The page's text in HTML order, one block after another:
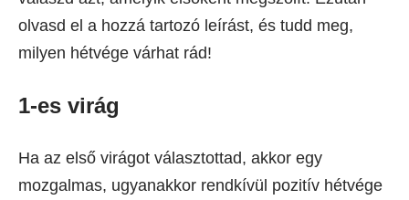
olvasd el a hozzá tartozó leírást, és tudd meg,
milyen hétvége várhat rád!
1-es virág
Ha az első virágot választottad, akkor egy
mozgalmas, ugyanakkor rendkívül pozitív hétvége